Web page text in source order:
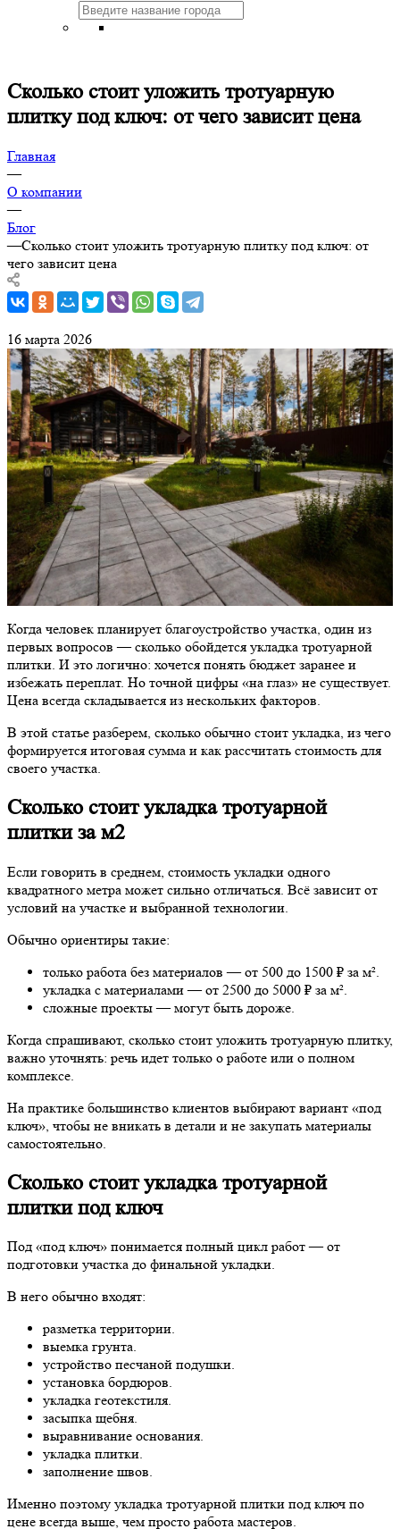
Сколько стоит уложить тротуарную
плитку под ключ: от чего зависит цена
Главная
—
О компании
—
Блог
—Сколько стоит уложить тротуарную плитку под ключ: от
чего зависит цена
16 марта 2026
Когда человек планирует благоустройство участка, один из
первых вопросов — сколько обойдется укладка тротуарной
плитки. И это логично: хочется понять бюджет заранее и
избежать переплат. Но точной цифры «на глаз» не существует.
Цена всегда складывается из нескольких факторов.
В этой статье разберем, сколько обычно стоит укладка, из чего
формируется итоговая сумма и как рассчитать стоимость для
своего участка.
Сколько стоит укладка тротуарной
плитки за м2
Если говорить в среднем, стоимость укладки одного
квадратного метра может сильно отличаться. Всё зависит от
условий на участке и выбранной технологии.
Обычно ориентиры такие:
только работа без материалов — от 500 до 1500 ₽ за м².
укладка с материалами — от 2500 до 5000 ₽ за м².
сложные проекты — могут быть дороже.
Когда спрашивают, сколько стоит уложить тротуарную плитку,
важно уточнять: речь идет только о работе или о полном
комплексе.
На практике большинство клиентов выбирают вариант «под
ключ», чтобы не вникать в детали и не закупать материалы
самостоятельно.
Сколько стоит укладка тротуарной
плитки под ключ
Под «под ключ» понимается полный цикл работ — от
подготовки участка до финальной укладки.
В него обычно входят:
разметка территории.
выемка грунта.
устройство песчаной подушки.
установка бордюров.
укладка геотекстиля.
засыпка щебня.
выравнивание основания.
укладка плитки.
заполнение швов.
Именно поэтому укладка тротуарной плитки под ключ по
цене всегда выше, чем просто работа мастеров.